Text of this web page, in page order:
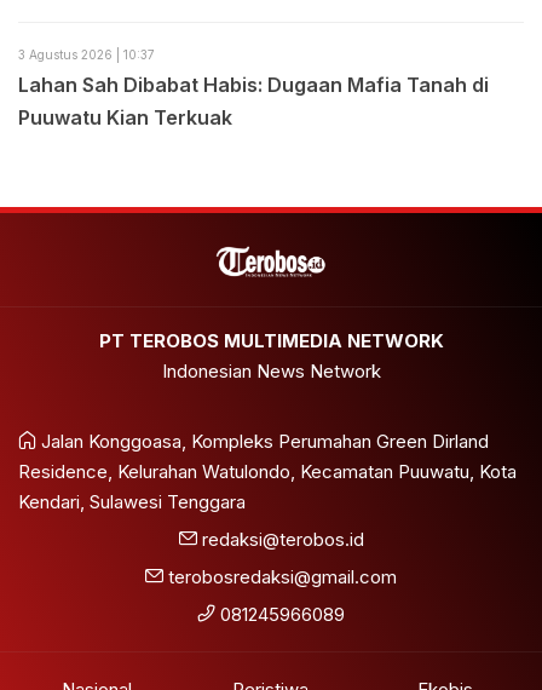
3 Agustus 2026 | 10:37
Lahan Sah Dibabat Habis: Dugaan Mafia Tanah di
Puuwatu Kian Terkuak
PT TEROBOS MULTIMEDIA NETWORK
Indonesian News Network
Jalan Konggoasa, Kompleks Perumahan Green Dirland
Residence, Kelurahan Watulondo, Kecamatan Puuwatu, Kota
Kendari, Sulawesi Tenggara
redaksi@terobos.id
terobosredaksi@gmail.com
081245966089